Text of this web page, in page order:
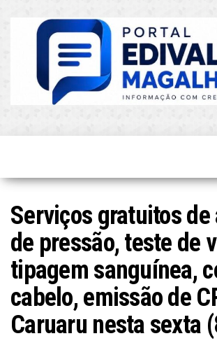
Atualizado!
Serviços gratuitos
de pressão, teste de
tipagem sanguínea,
cabelo, emissão de
Caruaru nesta sexta